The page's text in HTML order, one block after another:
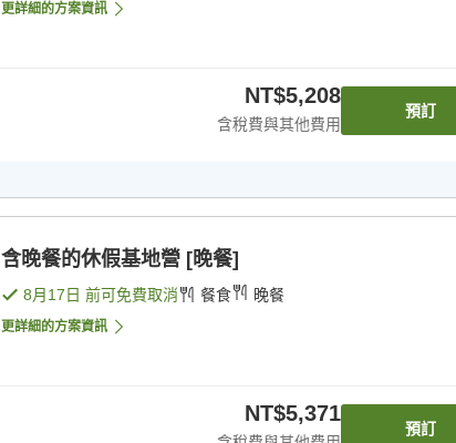
更詳細的方案資訊
NT$5,208
含稅費與其他費用
預訂
含晚餐的休假基地營 [晚餐]
8月17日 前可免費取消 餐食 晚餐
更詳細的方案資訊
NT$5,371
預訂